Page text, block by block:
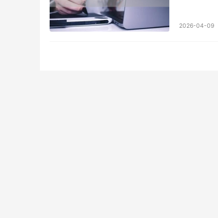
2026-04-09